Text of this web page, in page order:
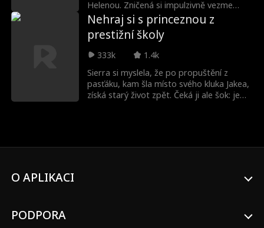
Helenou. Zničená si impulzivně vezme
skromného bezdomovce jménem Liam.
Netuší však, že Liam je ve skutečnosti
miliardář a Alfa vlkodlačího světa. A ten ji
rozmazluje tak, jak se jí ani nesnilo!
Nehraj si s princeznou z
prestižní školy
333k
1.4k
Sierra si myslela, že po propuštění z
pasťáku, kam šla místo svého kluka Jakea,
získá starý život zpět. Čeká ji ale šok: je
ale zjišťuje, že Jake už chodí s její bývalou
Sieřin návrat tak ohrožuje její pozici školní
O APLIKACI
PODPORA